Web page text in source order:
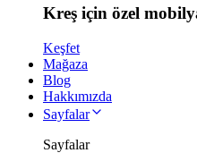
Kreş için özel
Keşfet
Mağaza
Blog
Hakkımızda
Sayfalar
Sayfalar